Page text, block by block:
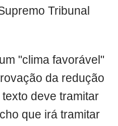
Tribunal
"clima favorável"
da redução
deve tramitar
que irá tramitar